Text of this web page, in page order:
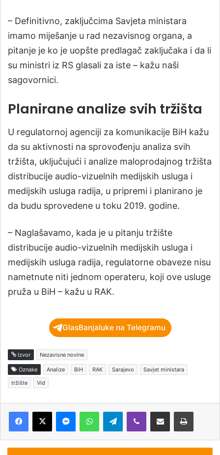
– Definitivno, zaključcima Savjeta ministara
imamo miješanje u rad nezavisnog organa, a
pitanje je ko je uopšte predlagač zaključaka i da li
su ministri iz RS glasali za iste – kažu naši
sagovornici.
Planirane analize svih tržišta
U regulatornoj agenciji za komunikacije BiH kažu
da su aktivnosti na sprovođenju analiza svih
tržišta, uključujući i analize maloprodajnog tržišta
distribucije audio-vizuelnih medijskih usluga i
medijskih usluga radija, u pripremi i planirano je
da budu sprovedene u toku 2019. godine.
– Naglašavamo, kada je u pitanju tržište
distribucije audio-vizuelnih medijskih usluga i
medijskih usluga radija, regulatorne obaveze nisu
nametnute niti jednom operateru, koji ove usluge
pruža u BiH – kažu u RAK.
GlasBanjaluke na Telegramu
Izvor Nezavisne novine
Oznake Analize BiH RAK Sarajevo
Savjet ministara
tržište
Vid
Telegram